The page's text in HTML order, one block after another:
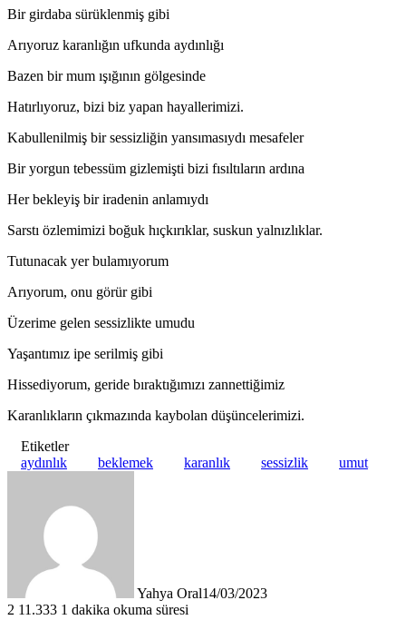
Bir girdaba sürüklenmiş gibi
Arıyoruz karanlığın ufkunda aydınlığı
Bazen bir mum ışığının gölgesinde
Hatırlıyoruz, bizi biz yapan hayallerimizi.
Kabullenilmiş bir sessizliğin yansımasıydı mesafeler
Bir yorgun tebessüm gizlemişti bizi fısıltıların ardına
Her bekleyiş bir iradenin anlamıydı
Sarstı özlemimizi boğuk hıçkırıklar, suskun yalnızlıklar.
Tutunacak yer bulamıyorum
Arıyorum, onu görür gibi
Üzerime gelen sessizlikte umudu
Yaşantımız ipe serilmiş gibi
Hissediyorum, geride bıraktığımızı zannettiğimiz
Karanlıkların çıkmazında kaybolan düşüncelerimizi.
Etiketler
aydınlık
beklemek karanlık sessizlik umut
Yahya Oral14/03/2023
2 11.333 1 dakika okuma süresi